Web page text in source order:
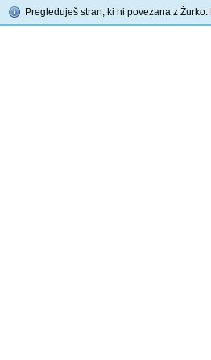
Pregleduješ stran, ki ni povezana z Žurko: